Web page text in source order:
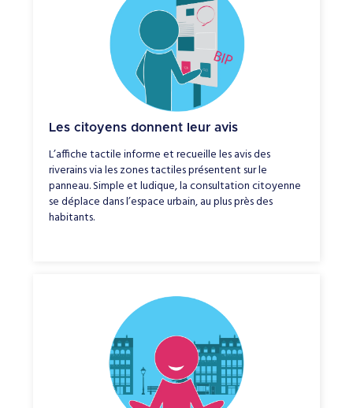
Les citoyens donnent leur avis
L’affiche tactile informe et recueille les avis des
riverains via les zones tactiles présentent sur le
panneau. Simple et ludique, la consultation citoyenne
se déplace dans l’espace urbain, au plus près des
habitants.